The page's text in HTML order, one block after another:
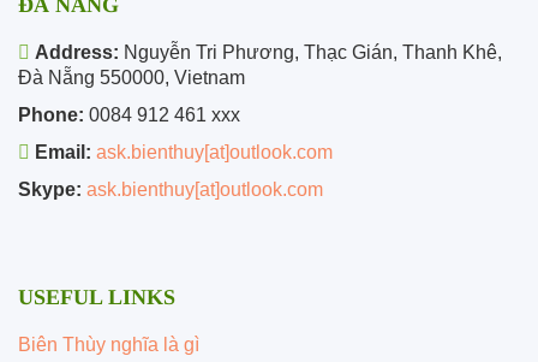
ĐÀ NẴNG
Address: Nguyễn Tri Phương, Thạc Gián, Thanh Khê,
Đà Nẵng 550000, Vietnam
Phone: 0084 912 461 xxx
Email: ask.bienthuy[at]outlook.com
Skype: ask.bienthuy[at]outlook.com
USEFUL LINKS
Biên Thùy nghĩa là gì